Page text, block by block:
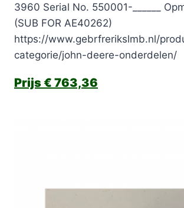
3960 Serial No. 550001-______
(SUB FOR AE40262)
https://www.gebrfrerikslmb.nl/
categorie/john-deere-onderdelen/
€ 763,36